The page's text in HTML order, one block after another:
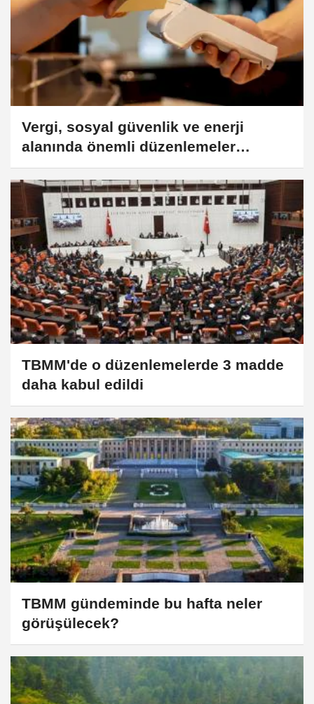
Vergi, sosyal güvenlik ve enerji
alanında önemli düzenlemeler
'Resmi'leşti
TBMM'de o düzenlemelerde 3 madde
daha kabul edildi
TBMM gündeminde bu hafta neler
görüşülecek?